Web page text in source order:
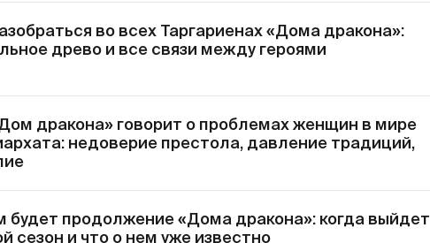
во всех Таргариенах «Дома дракона»:
древо и все связи между героями
дракона» говорит о проблемах женщин в мире
недоверие престола, давление традиций,
будет продолжение «Дома дракона»: когда выйдет
сезон и что о нем уже известно